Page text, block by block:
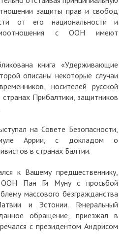
защиты прав и свобод
от его национальности и
с ООН имеют
книга «Удерживающие
описаны некоторые случаи
носителей русской
странах Прибалтики, защитников
на Совете Безопасности,
Аррии, с докладом о
в странах Балтии.
к Вашему предшественнику,
ООН Пан Ги Муну с просьбой
массового безгражданства
и Эстонии. Генеральный
обращение, приезжал в
с президентом Андрисом